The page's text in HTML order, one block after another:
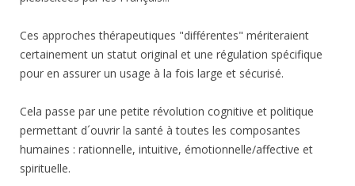
Ces approches thérapeutiques "différentes" mériteraient
certainement un statut original et une régulation spécifique
pour en assurer un usage à la fois large et sécurisé.
Cela passe par une petite révolution cognitive et politique
permettant d´ouvrir la santé à toutes les composantes
humaines : rationnelle, intuitive, émotionnelle/affective et
spirituelle.